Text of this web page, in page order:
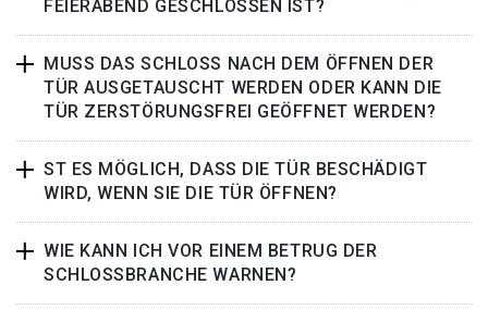
FEIERABEND GESCHLOSSEN IST?
MUSS DAS SCHLOSS NACH DEM ÖFFNEN DER
TÜR AUSGETAUSCHT WERDEN ODER KANN DIE
TÜR ZERSTÖRUNGSFREI GEÖFFNET WERDEN?
ST ES MÖGLICH, DASS DIE TÜR BESCHÄDIGT
WIRD, WENN SIE DIE TÜR ÖFFNEN?
WIE KANN ICH VOR EINEM BETRUG DER
SCHLOSSBRANCHE WARNEN?